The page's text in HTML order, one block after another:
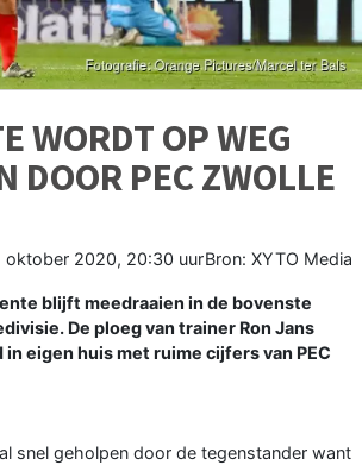
WORDT OP WEG
DOOR PEC ZWOLLE
oktober 2020, 20:30 uurBron: XYTO Media
blijft meedraaien in de bovenste
De ploeg van trainer Ron Jans
eigen huis met ruime cijfers van PEC
snel geholpen door de tegenstander want